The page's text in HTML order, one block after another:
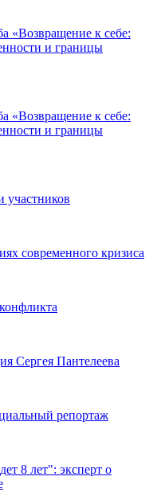
«Возвращение к себе:
и границы
«Возвращение к себе:
и границы
участников
современного кризиса
Сергея Пантелеева
репортаж
8 лет": эксперт о